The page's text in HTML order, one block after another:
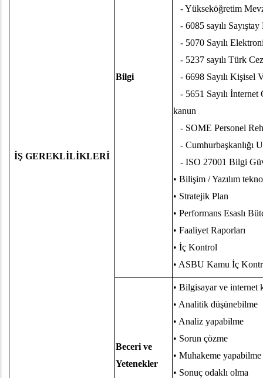
İŞ GEREKLİLİKLERİ
Bilgi
- Yükseköğretim
- 6085 sayılı
- 5070 Sayılı
- 5237 sayılı Türk
- 6698 Sayılı Kişisel
- 5651 Sayılı İnternet
kanun
- SOME Personel
- Cumhurbaşkanlığı
- ISO 27001 Bilgi
• Bilişim / Yazılım
• Stratejik Plan
• Performans Esaslı
• Faaliyet Raporları
• İç Kontrol
• ASBU Kamu İç
Beceri ve
Yetenekler
• Bilgisayar ve internet
• Analitik düşünebilme
• Analiz yapabilme
• Sorun çözme
• Muhakeme yapabilme
• Sonuç odaklı olma